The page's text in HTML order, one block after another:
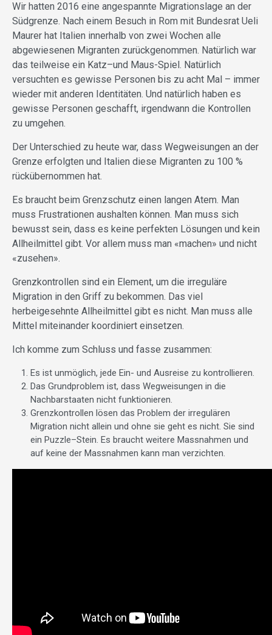
Wir hatten 2016 eine angespannte Migrationslage an der
Südgrenze. Nach einem Besuch in Rom mit Bundesrat Ueli
Maurer hat Italien innerhalb von zwei Wochen alle
abgewiesenen Migranten zurückgenommen. Natürlich war
das teilweise ein Katz–und Maus-Spiel. Natürlich
versuchten es gewisse Personen bis zu acht Mal – immer
wieder mit anderen Identitäten. Und natürlich haben es
gewisse Personen geschafft, irgendwann die Kontrollen
zu umgehen.
Der Unterschied zu heute war, dass Wegweisungen an der
Grenze erfolgten und Italien diese Migranten zu 100 %
rückübernommen hat.
Es braucht beim Grenzschutz einen langen Atem. Man
muss Frustrationen aushalten können. Man muss sich
bewusst sein, dass es keine perfekten Lösungen und kein
Allheilmittel gibt. Vor allem muss man «machen» und nicht
«zusehen».
Grenzkontrollen sind ein Element, um die irreguläre
Migration in den Griff zu bekommen. Das viel
herbeigesehnte Allheilmittel gibt es nicht. Man muss alle
Mittel miteinander koordiniert einsetzen.
Ich komme zum Schluss und fasse zusammen:
Es ist unmöglich, jede Ein- und Ausreise zu kontrollieren.
Das Grundproblem ist, dass Wegweisungen in die
Nachbarstaaten nicht funktionieren.
Grenzkontrollen lösen das Problem der irregulären
Migration nicht allein und ohne sie geht es nicht. Sie sind
ein Puzzle–Stein. Es braucht weitere Massnahmen und
auf keine der Massnahmen kann man verzichten.